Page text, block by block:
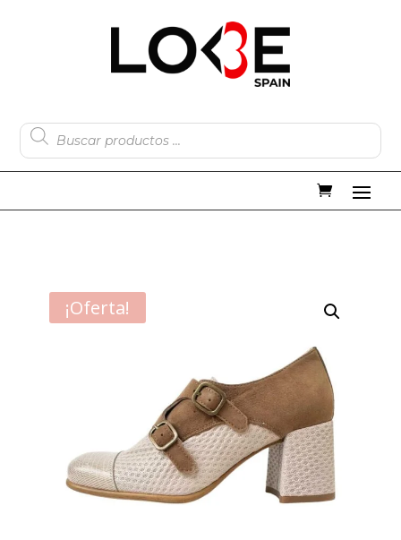
de
productos
¡Oferta!